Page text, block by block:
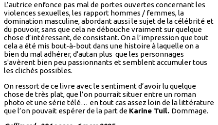
L’autrice enfonce pas mal de portes ouvertes concernant les
violences sexuelles, les rapport hommes / femmes, la
domination masculine, abordant aussi le sujet de la célébrité et
du pouvoir, sans que cela ne débouche vraiment sur quelque
chose d’intéressant, de consistant. On a l’impression que tout
cela a été mis bout-à-bout dans une histoire à laquelle on a
bien du mal adhérer, d'autan plus que les personnages
s'avèrent bien peu passionnants et semblent accumuler tous
les clichés possibles.
On ressort de ce livre avec le sentiment d’avoir lu quelque
chose de très plat, que l’on pourrait situer entre un roman
photo et une série télé… en tout cas assez loin de la littérature
que l’on pouvait espérer de la part de Karine Tuil. Dommage.